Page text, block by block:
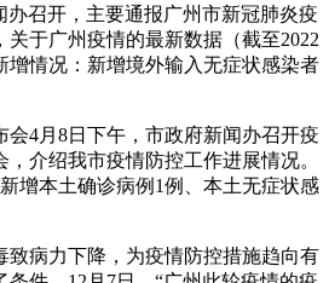
办召开，主要通报广州市新冠肺炎疫
于广州疫情的最新数据（截至2022
增情况：新增境外输入无症状感染者
会4月8日下午，市政府新闻办召开疫
介绍我市疫情防控工作进展情况。
增本土确诊病例1例、本土无症状感
致病力下降，为疫情防控措施趋向有